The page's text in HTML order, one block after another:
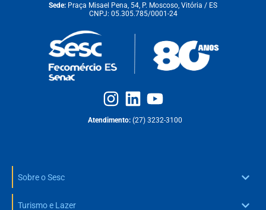
Sede: Praça Misael Pena, 54, P. Moscoso, Vitória / ES
CNPJ: 05.305.785/0001-24
Atendimento: (27) 3232-3100
Sobre o Sesc
Turismo e Lazer